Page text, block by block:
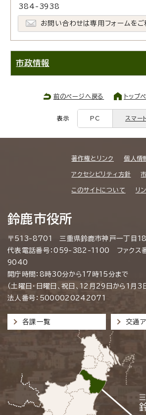
384-3938
お問い合わせは専用フォームをご
市政情報
前のページへ戻る トップ
表示 PC スマー
著作権とリンク 個人情
アクセシビリティ方針
このサイトについて リ
鈴鹿市役所
〒513-8701 三重県鈴鹿市神戸一丁目
代表電話番号：059-382-1100 ファクス
9040
開庁時間：8時30分から17時15分まで
（土曜日・日曜日、祝日、12月29日から1月3
法人番号：5000020242071
各課一覧 交通